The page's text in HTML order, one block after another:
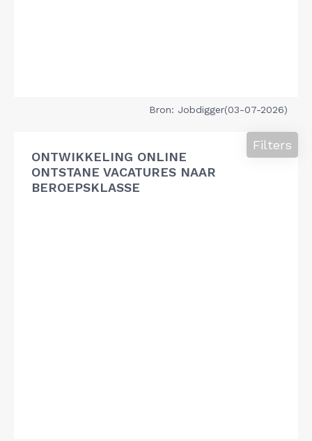
Bron: Jobdigger(03-07-2026)
ONTWIKKELING ONLINE
ONTSTANE VACATURES NAAR
BEROEPSKLASSE
Filters